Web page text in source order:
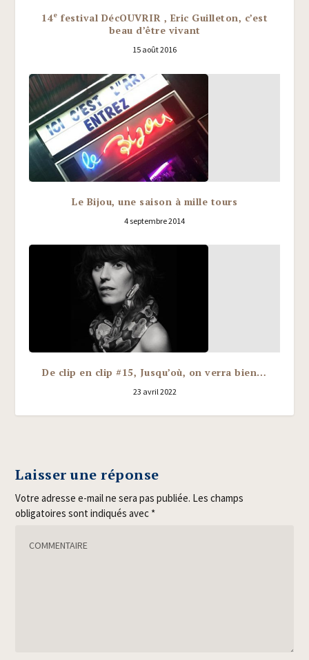
14e festival DécOUVRIR , Eric Guilleton, c’est
beau d’être vivant
15 août 2016
Le Bijou, une saison à mille tours
4 septembre 2014
De clip en clip #15, Jusqu’où, on verra bien…
23 avril 2022
Laisser une réponse
Votre adresse e-mail ne sera pas publiée. Les champs
obligatoires sont indiqués avec *